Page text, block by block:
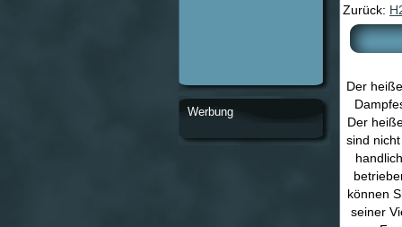
Zurück:
Der
Der
sind
können
seiner
Werbung